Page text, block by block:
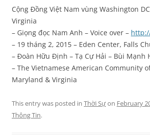
Cộng Đồng Việt Nam vùng Washington
Virginia
– Giọng đọc Nam Anh – Voice over –
– 19 tháng 2, 2015 – Eden Center, Falls
– Đoàn Hữu Định – Tạ Cự Hải – Bùi Mạnh
– The Vietnamese American Community
Maryland & Virginia
This entry was posted in Thời Sựon February
Thông Tin.